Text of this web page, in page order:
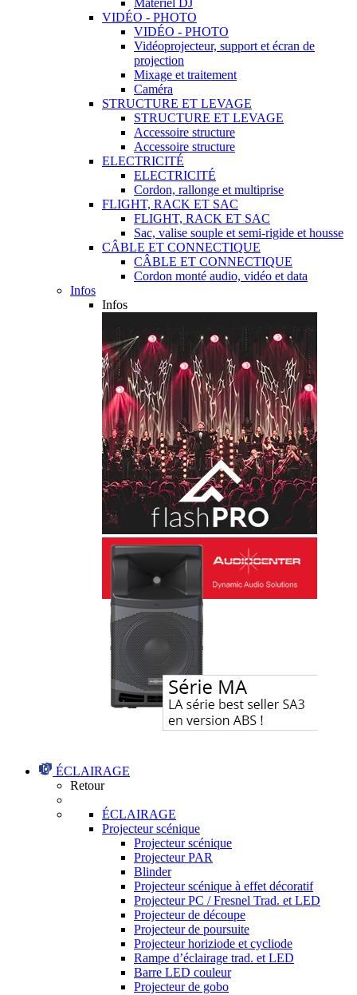
Matériel DJ
VIDÉO - PHOTO
VIDÉO - PHOTO
Vidéoprojecteur, support et écran de
projection
Mixage et traitement
Caméra
STRUCTURE ET LEVAGE
STRUCTURE ET LEVAGE
Accessoire structure
Accessoire structure
ELECTRICITÉ
ELECTRICITÉ
Cordon, rallonge et multiprise
FLIGHT, RACK ET SAC
FLIGHT, RACK ET SAC
Sac, valise souple et semi-rigide et housse
CÂBLE ET CONNECTIQUE
CÂBLE ET CONNECTIQUE
Cordon monté audio, vidéo et data
Infos
Infos
ÉCLAIRAGE
Retour
ÉCLAIRAGE
Projecteur scénique
Projecteur scénique
Projecteur PAR
Blinder
Projecteur scénique à effet décoratif
Projecteur PC / Fresnel Trad. et LED
Projecteur de découpe
Projecteur de poursuite
Projecteur horiziode et cycliode
Rampe d’éclairage trad. et LED
Barre LED couleur
Projecteur de gobo